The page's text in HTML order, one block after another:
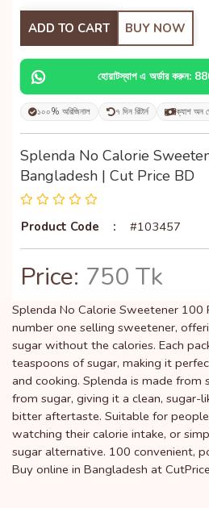
ADD TO CART BUY NOW
হোয়াটস্যাপ এ অর্ডার
১০০% অরিজিনাল ৭ দিন রিটার্ন ক্যাশ অন
Splenda No Calorie
Bangladesh | Cut Price BD
Product Code : #103457
Price: 750 Tk
Splenda No Calorie Sweetener 100
number one selling sweetener,
sugar without the calories. Each
teaspoons of sugar, making it
and cooking. Splenda is made from
from sugar, giving it a clean,
bitter aftertaste. Suitable for
watching their calorie intake, or
sugar alternative. 100 convenient,
Buy online in Bangladesh at